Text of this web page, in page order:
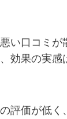
い口コミ
効果の実感
評価が低